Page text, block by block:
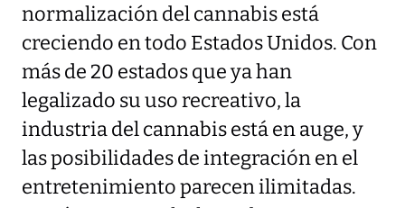
normalización del cannabis está
creciendo en todo Estados Unidos. Con
más de 20 estados que ya han
legalizado su uso recreativo, la
industria del cannabis está en auge, y
las posibilidades de integración en el
entretenimiento parecen ilimitadas.